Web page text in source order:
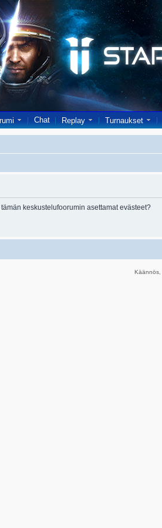
Chat Replay Turnaukset
keskustelufoorumin asettamat evästeet?